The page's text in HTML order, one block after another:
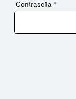
Contraseña *